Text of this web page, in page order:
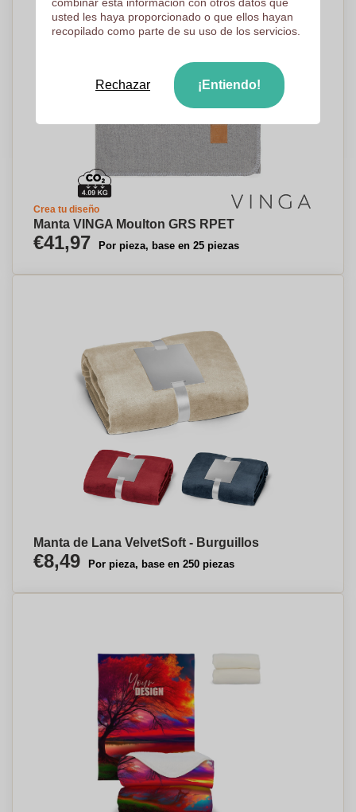
Crea tu diseño
Manta VINGA Moulton GRS RPET
€41,97 Por pieza, base en 25 piezas
Manta de Lana VelvetSoft - Burguillos
€8,49 Por pieza, base en 250 piezas
usted les haya proporcionado o que ellos hayan
recopilado como parte de su uso de los servicios.
Rechazar ¡Entiendo!